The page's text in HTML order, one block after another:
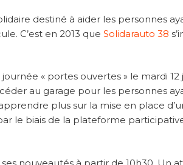
destiné à aider les personnes
C’est en 2013 que Solidarauto 38
« portes ouvertes » le mardi 12
au garage pour les personnes
plus sur la mise en place
le biais de la plateforme
nouveautés à partir de 10h30. Un